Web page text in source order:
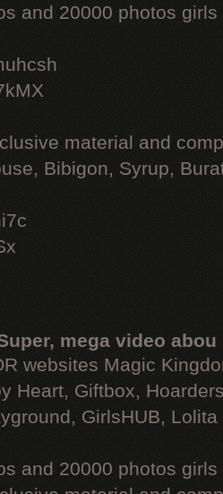
and 20000 photos
material and
Bibigon, Syrup,
mega video abou
websites Magic
Heart, Giftbox,
GirlsHUB, Lolita
and 20000 photos